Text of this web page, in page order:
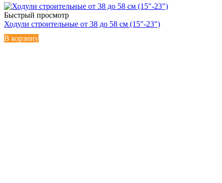
Быстрый просмотр
Ходули строительные от 38 до 58 см (15"-23")
В корзину